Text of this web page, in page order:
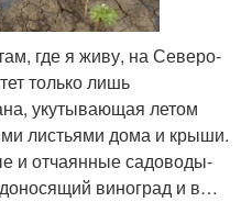
где я живу, на Северо-
только лишь
укутывающая летом
листьями дома и крыши.
и отчаянные садоводы-
виноград и в…